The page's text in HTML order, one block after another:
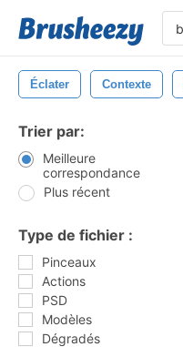
Éclater Contexte
Trier par:
Meilleure
correspondance
Plus récent
Type de fichier :
Pinceaux
Actions
PSD
Modèles
Dégradés